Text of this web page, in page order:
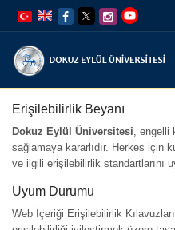
atla
Navigasyona
atla
Erişilebilirlik Beyanı
Dokuz Eylül Üniversitesi, engelli
sağlamaya kararlıdır. Herkes için
ve ilgili erişilebilirlik standartlarını
Uyum Durumu
Web İçeriği Erişilebilirlik